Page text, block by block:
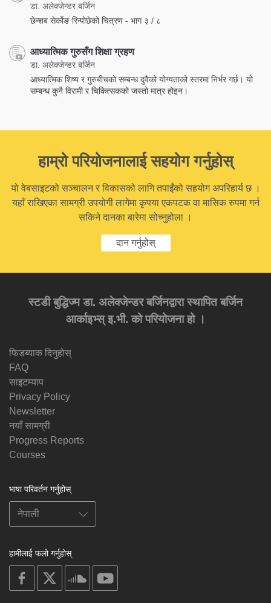
डा. अलेक्जेन्डर बर्जिन
छेन्शब सेर्कोङ रिन्पोछेको चित्रण - भाग ३ / ८
आध्यात्मिक गुरुसँग शिक्षा ग्रहण
डा. अलेक्जेन्डर बर्जिन
आध्यात्मिक शिष्य र गुरुबीचको सम्बन्ध दुवैको योग्यताको स्तरमा निर्भर गर्छ। यो
सम्बन्ध कुनै विरामी र चिकित्सकको जस्तो मात्र होइन।
हाम्रो परियोजनालाई सहयोग गर्नुहोस्
यो वेबसाइटको सञ्चालन र विकासको लागि तपाईंको सहयोग अपरिहार्य छ ।
यहाँ राखिएका सामग्री उपयोगी लागेमा कृपया एकपटक वा मासिक रुपमा गर्न
सकिने दानका बारेमा सोच्नुहोला ।
दान गर्नुहोस्
स्टडी बुद्धिज्म डा. अलेक्जेन्डर बर्जिनद्वारा स्थापित बर्जिन
आर्काइभ्स् इ.भी. को परियोजना हो ।
फिडब्याक दिनुहोस्
FAQ
साइटम्याप
Privacy Policy
Newsletter
नयाँ सामग्री
Progress Reports
Courses
भाषा परिवर्तन गर्नुहोस्
हामीलाई फलो गर्नुहोस्
on
facebook
soundcloud